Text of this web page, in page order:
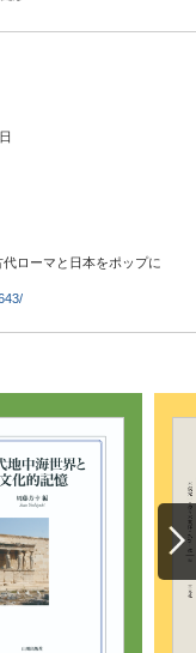
ローマと日本をポップに